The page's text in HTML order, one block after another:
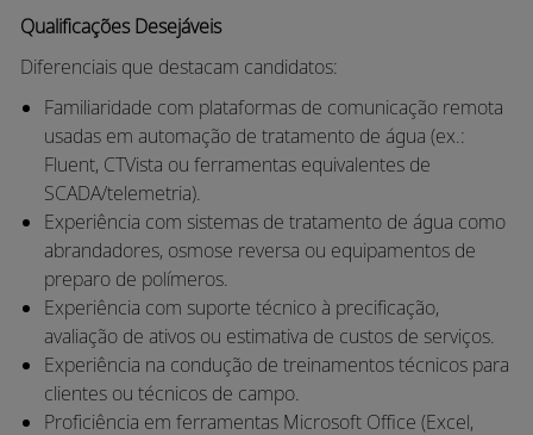
Qualificações Desejáveis
Diferenciais que destacam candidatos:
Familiaridade com plataformas de comunicação remota
usadas em automação de tratamento de água (ex.:
Fluent, CTVista ou ferramentas equivalentes de
SCADA/telemetria).
Experiência com sistemas de tratamento de água como
abrandadores, osmose reversa ou equipamentos de
preparo de polímeros.
Experiência com suporte técnico à precificação,
avaliação de ativos ou estimativa de custos de serviços.
Experiência na condução de treinamentos técnicos para
clientes ou técnicos de campo.
Proficiência em ferramentas Microsoft Office (Excel,